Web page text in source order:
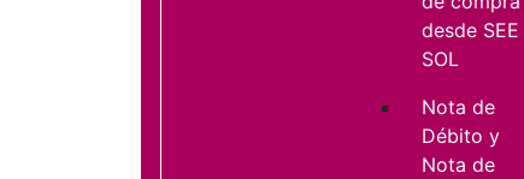
desde SEE
SOL
Nota de
Débito y
Nota de